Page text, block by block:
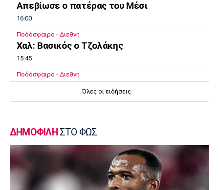
Απεβίωσε ο πατέρας του Μέσι
16:00
Ποδόσφαιρο - Διεθνή
Χαλ: Βασικός ο Τζολάκης
15:45
Ποδόσφαιρο - Διεθνή
Κι επίσημα στην Άρσεναλ ο Μπρούνο
Παίκτης της ΑΕΛ ο Ρισβάνης
15:15
Εθνικές Μπάσκετ
Δεύτερη ήττα της Εθνικής Παίδων στο
Όλες οι ειδήσεις
ΔΗΜΟΦΙΛΗ ΣΤΟ ΦΩΣ